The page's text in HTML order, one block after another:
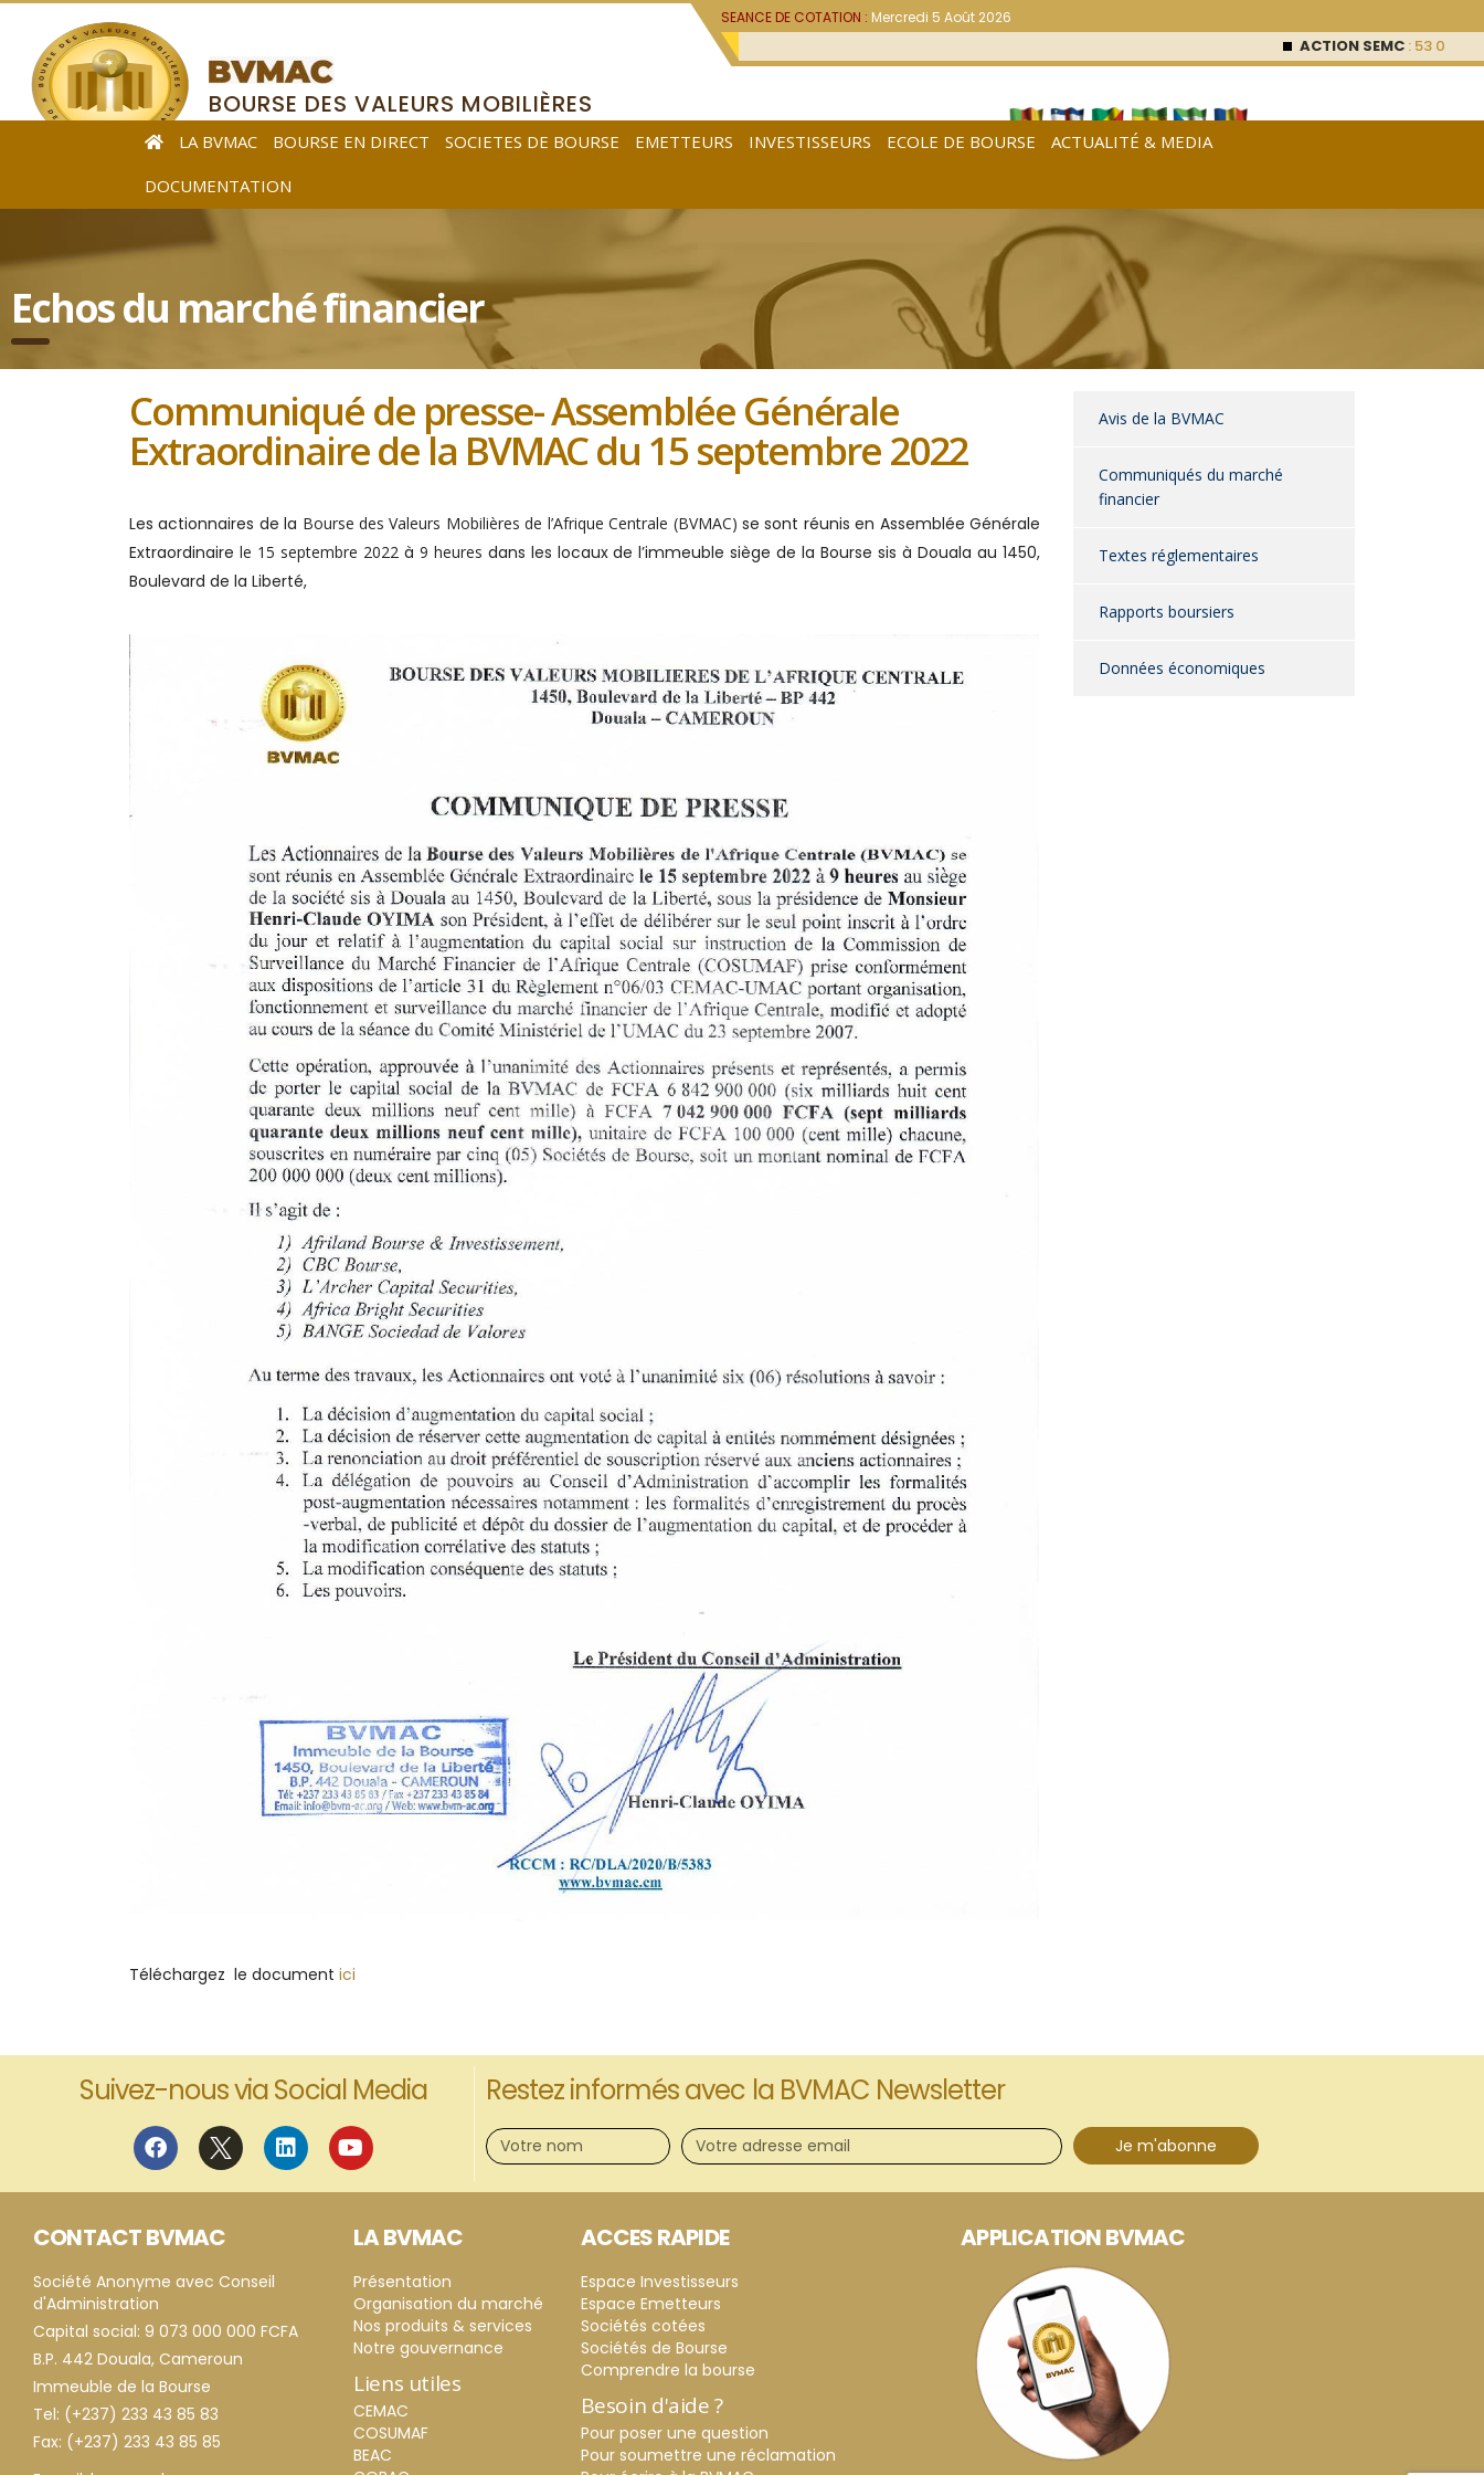
SEANCE DE COTATION :Mercredi 5 Août 2026
ACTION SEMC : 53 000FCFA (0 %)
BOURSE DES VALEURS MOBILIÈRES
DE L’AFRIQUE CENTRALE
LA BVMAC BOURSE EN DIRECT SOCIETES DE BOURSE EMETTEURS INVESTISSEURS ECOLE DE BOURSE
ACTUALITÉ & MEDIA
DOCUMENTATION
Echos du marché financier
Communiqué de presse- Assemblée Générale
Extraordinaire de la BVMAC du 15 septembre 2022
Les actionnaires de la Bourse des Valeurs Mobilières de l’Afrique Centrale (BVMAC) se sont réunis en Assemblée Générale
Extraordinaire le 15 septembre 2022 à 9 heures dans les locaux de l’immeuble siège de la Bourse sis à Douala au 1450,
Boulevard de la Liberté,
Téléchargez le document ici
Avis de la BVMAC
Communiqués du marché
financier
Textes réglementaires
Rapports boursiers
Données économiques
Suivez-nous via Social Media Restez informés avec la BVMAC Newsletter
Je m'abonne
CONTACT BVMAC
Société Anonyme avec Conseil
d'Administration
Capital social: 9 073 000 000 FCFA
B.P. 442 Douala, Cameroun
Immeuble de la Bourse
Tel: (+237) 233 43 85 83
Fax: (+237) 233 43 85 85
LA BVMAC
Présentation
Organisation du marché
Nos produits & services
Notre gouvernance
Liens utiles
CEMAC
COSUMAF
BEAC
ACCES RAPIDE
Espace Investisseurs
Espace Emetteurs
Sociétés cotées
Sociétés de Bourse
Comprendre la bourse
Besoin d'aide ?
Pour poser une question
Pour soumettre une réclamation
APPLICATION BVMAC